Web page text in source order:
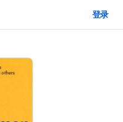
。
好准备。
登录